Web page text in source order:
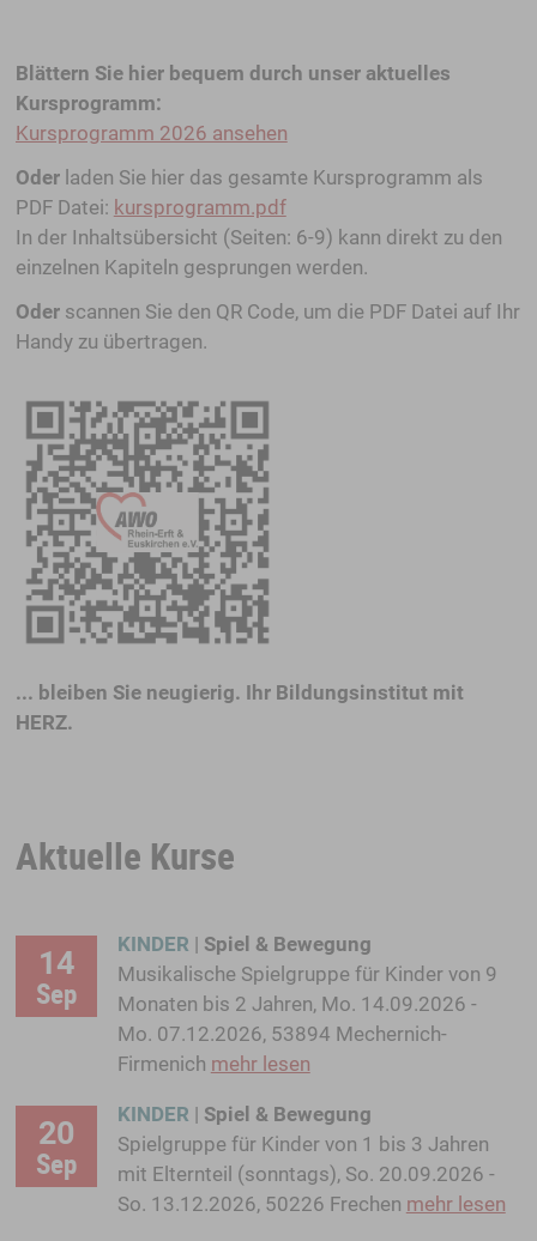
Blättern Sie hier bequem durch unser aktuelles
Kursprogramm:
Kursprogramm 2026 ansehen
Oderladen Sie hier das gesamte Kursprogramm als
PDF Datei: kursprogramm.pdf
In der Inhaltsübersicht (Seiten: 6-9) kann direkt zu den
einzelnen Kapiteln gesprungen werden.
Oderscannen Sie den QR Code, um die PDF Datei auf Ihr
Handy zu übertragen.
... bleiben Sie neugierig. Ihr Bildungsinstitut mit
HERZ.
Aktuelle Kurse
14
Sep
KINDER | Spiel & Bewegung
Musikalische Spielgruppe für Kinder von 9
Monaten bis 2 Jahren, Mo. 14.09.2026 -
Mo. 07.12.2026, 53894 Mechernich-
Firmenich mehr lesen
20
Sep
KINDER | Spiel & Bewegung
Spielgruppe für Kinder von 1 bis 3 Jahren
mit Elternteil (sonntags), So. 20.09.2026 -
So. 13.12.2026, 50226 Frechen mehr lesen